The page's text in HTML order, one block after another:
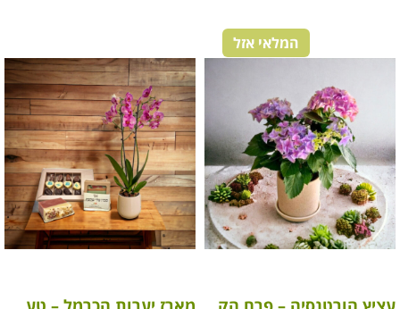
המלאי אזל